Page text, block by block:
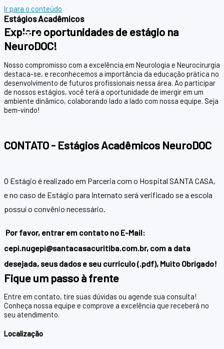
Ir para o conteúdo
Estágios Acadêmicos
Explore oportunidades de estágio na
NeuroDOC!
Nosso compromisso com a excelência em Neurologia e Neurocirurgia
destaca-se, e reconhecemos a importância da educação prática no
desenvolvimento de futuros profissionais nessa área. Ao participar
de nossos estágios, você terá a oportunidade de imergir em um
ambiente dinâmico, colaborando lado a lado com nossa equipe. Seja
bem-vindo!
CONTATO - Estágios Acadêmicos NeuroDOC
O Estágio é realizado em Parceria com o Hospital SANTA CASA,
e no caso de Estágio para Internato será verificado se a escola
possuí o convênio necessário.
Por favor, entrar em contato no E-Mail:
cepi.nugepi@santacasacuritiba.com.br, com a data
desejada, seus dados e seu currículo (.pdf), Muito Obrigado!
Fique um passo à frente
Entre em contato, tire suas dúvidas ou agende sua consulta!
Conheça nossa equipe e comprove a excelência que receberá no
seu atendimento.
Localização